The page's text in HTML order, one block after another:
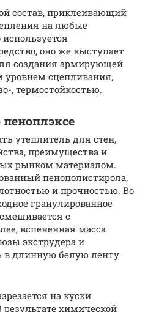
состав, приклеивающий
на любые
оно же выступает
создания армирующей
уровнем сцепливания,
, термостойкостью.
утеплитель для стен,
преимущества и
рынком материалом.
пенополистирола,
и прочностью. Во
гранулированное
с
вспененная масса
экструдера и
в длинную белую ленту
на куски
результате химической